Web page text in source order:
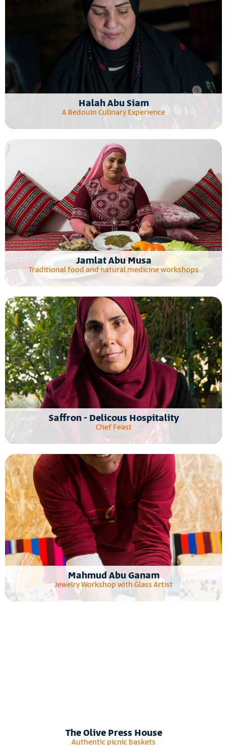
Halah Abu Siam
A Bedouin Culinary Experience
Jamlat Abu Musa
Traditional food and natural medicine workshops
Saffron - Delicous Hospitality
Chef Feast
Mahmud Abu Ganam
Jewelry Workshop with Glass Artist
The Olive Press House
Authentic picnic baskets